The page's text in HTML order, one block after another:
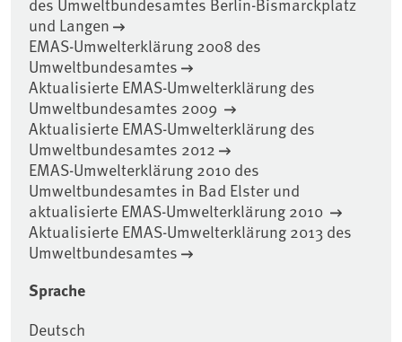
und Langen
EMAS-Umwelterklärung 2008 des
Umweltbundesamtes
Aktualisierte EMAS-Umwelterklärung des
Umweltbundesamtes 2009
Aktualisierte EMAS-Umwelterklärung des
Umweltbundesamtes 2012
EMAS-Umwelterklärung 2010 des
Umweltbundesamtes in Bad Elster und
aktualisierte EMAS-Umwelterklärung 2010
Aktualisierte EMAS-Umwelterklärung 2013 des
Umweltbundesamtes
Sprache
Deutsch